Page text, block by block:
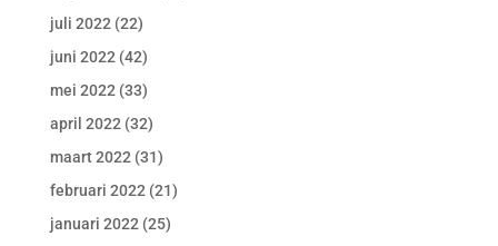
juli 2022 (22)
juni 2022 (42)
mei 2022 (33)
april 2022 (32)
maart 2022 (31)
februari 2022 (21)
januari 2022 (25)